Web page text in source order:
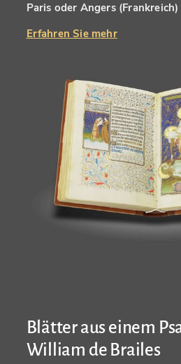
Paris oder Angers
Erfahren Sie mehr
Blätter aus einem
William de Brailes